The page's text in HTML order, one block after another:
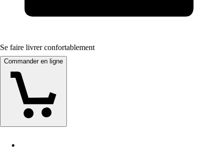
Se faire livrer confortablement
Commander en ligne